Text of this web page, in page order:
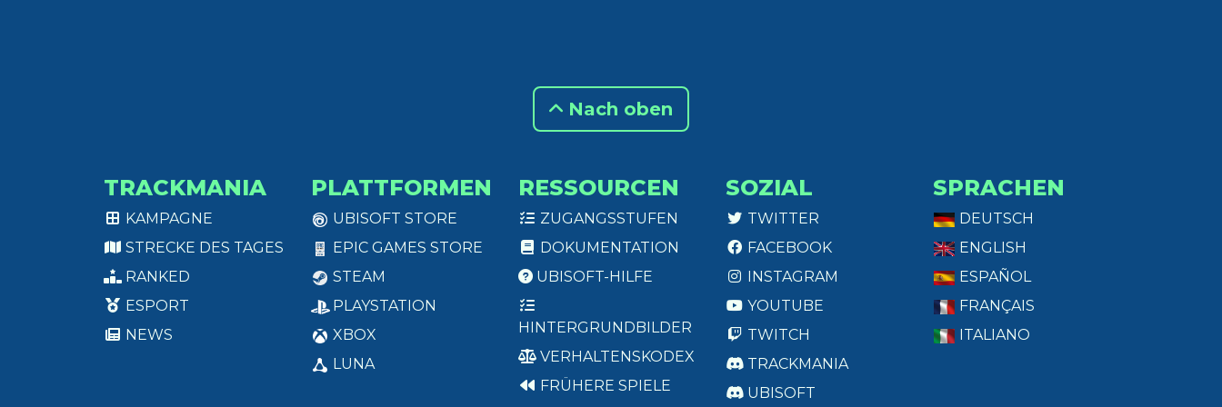
Nach oben
TRACKMANIA
KAMPAGNE
STRECKE DES TAGES
RANKED
ESPORT
NEWS
PLATTFORMEN
UBISOFT STORE
EPIC GAMES STORE
STEAM
PLAYSTATION
XBOX
LUNA
RESSOURCEN
ZUGANGSSTUFEN
DOKUMENTATION
UBISOFT-HILFE
HINTERGRUNDBILDER
VERHALTENSKODEX
FRÜHERE SPIELE
SOZIAL
TWITTER
FACEBOOK
INSTAGRAM
YOUTUBE
TWITCH
TRACKMANIA
UBISOFT
SPRACHEN
DEUTSCH
ENGLISH
ESPAÑOL
FRANÇAIS
ITALIANO